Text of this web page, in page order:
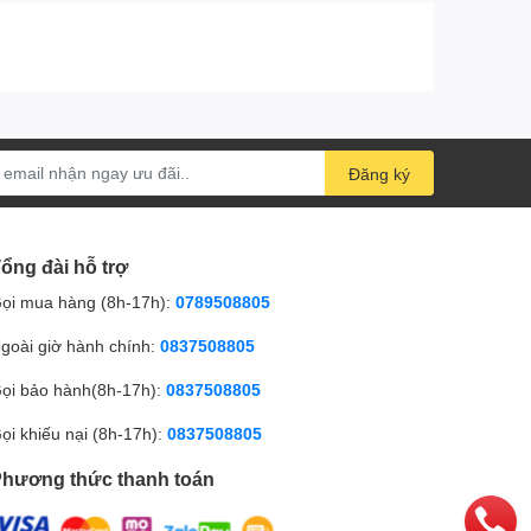
Đăng ký
đài hỗ trợ
mua hàng (8h-17h): 0789508805
giờ hành chính: 0837508805
bảo hành(8h-17h): 0837508805
khiếu nại (8h-17h): 0837508805
thức thanh toán